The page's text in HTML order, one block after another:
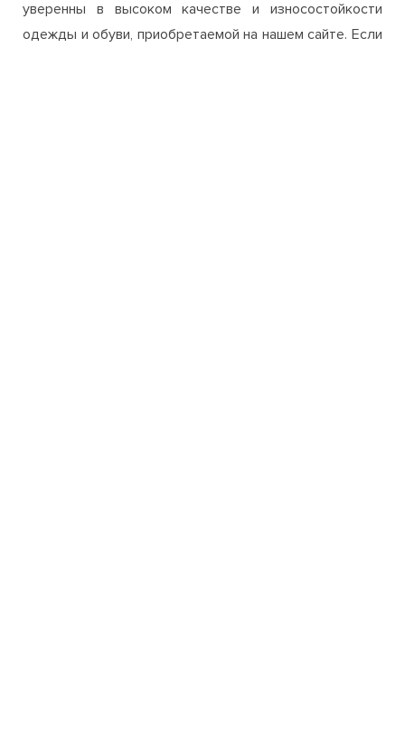
уверенны в высоком качестве и износостойкости
одежды и обуви, приобретаемой на нашем сайте. Если